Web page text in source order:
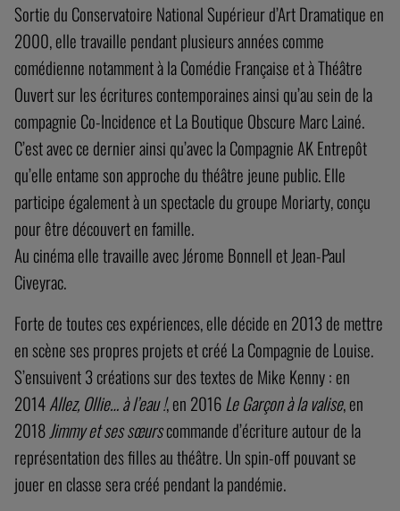
Sortie du Conservatoire National Supérieur d’Art Dramatique en
2000, elle travaille pendant plusieurs années comme
comédienne notamment à la Comédie Française et à Théâtre
Ouvert sur les écritures contemporaines ainsi qu’au sein de la
compagnie Co-Incidence et La Boutique Obscure Marc Lainé.
C’est avec ce dernier ainsi qu’avec la Compagnie AK Entrepôt
qu’elle entame son approche du théâtre jeune public. Elle
participe également à un spectacle du groupe Moriarty, conçu
pour être découvert en famille.
Au cinéma elle travaille avec Jérome Bonnell et Jean-Paul
Civeyrac.
Forte de toutes ces expériences, elle décide en 2013 de mettre
en scène ses propres projets et créé La Compagnie de Louise.
S’ensuivent 3 créations sur des textes de Mike Kenny : en
2014Allez, Ollie… à l’eau !, en 2016Le Garçon à la valise, en
2018Jimmy et ses sœurscommande d’écriture autour de la
représentation des filles au théâtre. Un spin-off pouvant se
jouer en classe sera créé pendant la pandémie.